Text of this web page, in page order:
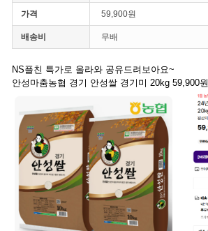
가격 59,900원
배송비 무배
NS플친 특가로 올라와 공유드려보아요~
안성마춤농협 경기 안성쌀 경기미 20kg 59,900원